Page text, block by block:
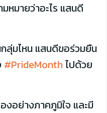
หมายว่าอะไร แสนดี
ลุ่มไหน แสนดีขอร่วมยืน
#PrideMonthไปด้วย
งอย่างภาคภูมิใจ และมี